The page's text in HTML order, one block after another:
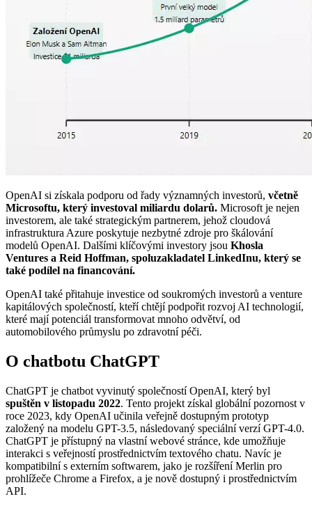
OpenAI si získala podporu od řady významných investorů, včetně
Microsoftu, který investoval miliardu dolarů. Microsoft je nejen
investorem, ale také strategickým partnerem, jehož cloudová
infrastruktura Azure poskytuje nezbytné zdroje pro škálování
modelů OpenAI. Dalšími klíčovými investory jsou Khosla
Ventures a Reid Hoffman, spoluzakladatel LinkedInu, který se
také podílel na financování.
OpenAI také přitahuje investice od soukromých investorů a venture
kapitálových společností, kteří chtějí podpořit rozvoj AI technologií,
které mají potenciál transformovat mnoho odvětví, od
automobilového průmyslu po zdravotní péči.
O chatbotu ChatGPT
ChatGPT je chatbot vyvinutý společností OpenAI, který byl
spuštěn v listopadu 2022. Tento projekt získal globální pozornost v
roce 2023, kdy OpenAI učinila veřejně dostupným prototyp
založený na modelu GPT-3.5, následovaný speciální verzí GPT-4.0.
ChatGPT je přístupný na vlastní webové stránce, kde umožňuje
interakci s veřejností prostřednictvím textového chatu. Navíc je
kompatibilní s externím softwarem, jako je rozšíření Merlin pro
prohlížeče Chrome a Firefox, a je nově dostupný i prostřednictvím
API.